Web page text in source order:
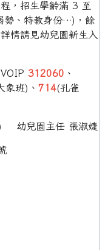
，招生學齡滿 3 至
勢、特教身份…)，餘
情請見幼兒園新生入
312060 、
象班)、 714(孔雀
幼兒園主任 張淑婕